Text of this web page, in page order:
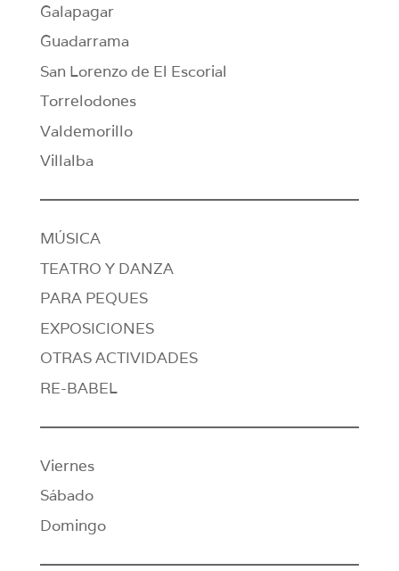
Galapagar
Guadarrama
San Lorenzo de El Escorial
Torrelodones
Valdemorillo
Villalba
MÚSICA
TEATRO Y DANZA
PARA PEQUES
EXPOSICIONES
OTRAS ACTIVIDADES
RE-BABEL
Viernes
Sábado
Domingo